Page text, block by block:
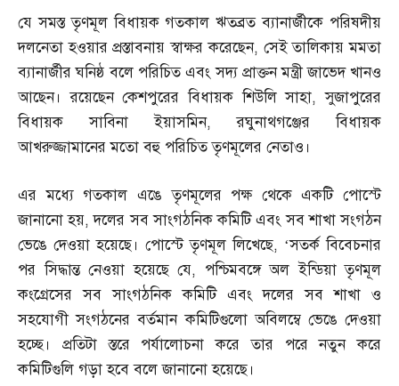
যে সমস্ত তৃণমূল বিধায়ক গতকাল ঋতব্রত ব্যানার্জীকে পরিষদীয়
দলনেতা হওয়ার প্রস্তাবনায় স্বাক্ষর করেছেন, সেই তালিকায় মমতা
ব্যানার্জীর ঘনিষ্ঠ বলে পরিচিত এবং সদ্য প্রাক্তন মন্ত্রী জাভেদ খানও
আছেন। রয়েছেন কেশপুরের বিধায়ক শিউলি সাহা,সুজাপুরের
বিধায়ক সাবিনা ইয়াসমিন,রঘুনাথগঞ্জের বিধায়ক
আখরুজ্জামানের মতো বহু পরিচিত তৃণমূলের নেতাও।
এর মধ্যে গতকাল এঙে তৃণমূলের পক্ষ থেকে একটি পোস্টে
জানানো হয়,দলের সব সাংগঠনিক কমিটি এবং সব শাখা সংগঠন
ভেঙে দেওয়া হয়েছে। পোস্টে তৃণমূল লিখেছে, ‘সতর্ক বিবেচনার
পর সিদ্ধান্ত নেওয়া হয়েছে যে, পশ্চিমবঙ্গে অল ইন্ডিয়া তৃণমূল
কংগ্রেসের সব সাংগঠনিক কমিটি এবং দলের সব শাখা ও
সহযোগী সংগঠনের বর্তমান কমিটিগুলো অবিলম্বে ভেঙে দেওয়া
হচ্ছে। প্রতিটা স্তরে পর্যালোচনা করে তার পরে নতুন করে
কমিটিগুলি গড়া হবে বলে জানানো হয়েছে।